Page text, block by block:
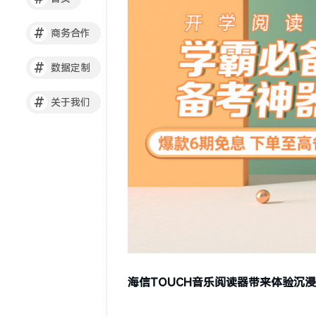
# 商务合作
# 数据定制
# 关于我们
海信TOUCH音乐阅读器带来体验沉